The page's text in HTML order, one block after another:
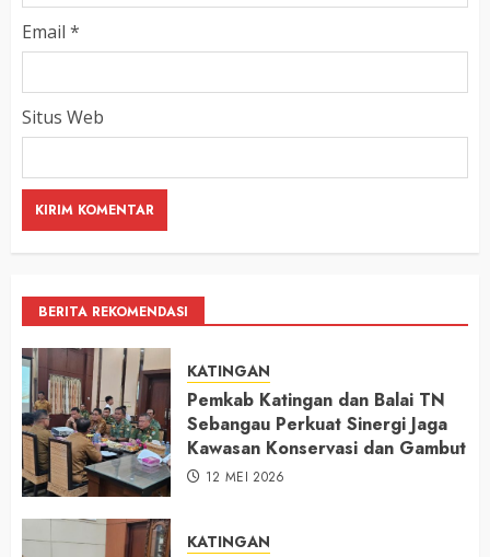
Email *
Situs Web
BERITA REKOMENDASI
KATINGAN
Pemkab Katingan dan Balai TN
Sebangau Perkuat Sinergi Jaga
Kawasan Konservasi dan Gambut
12 MEI 2026
KATINGAN